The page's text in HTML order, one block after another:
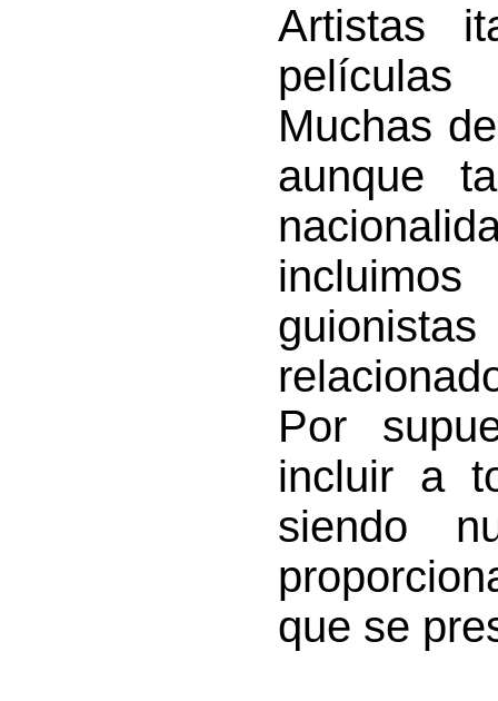
Artistas
Muchas
aunque
Por
incluir a
siendo
que se